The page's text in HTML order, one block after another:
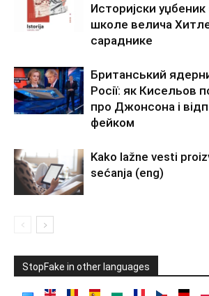
Историјски
школе велича
сараднике
Британський
Росії: як Кисельов
про Джонсона і
фейком
Kako lažne vesti
sećanja (eng)
StopFake in other languages